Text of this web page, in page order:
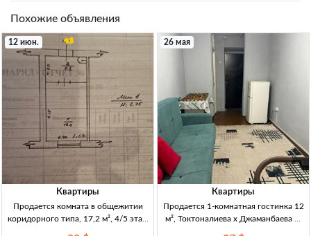
Похожие объявления
12 июн.
Квартиры
Продается комната в общежитии
коридорного типа, 17,2 м², 4/5 этаж
26 мая
Квартиры
Продается 1-комнатная гостинка 12
м², Токтоналиева х Джаманбаева —